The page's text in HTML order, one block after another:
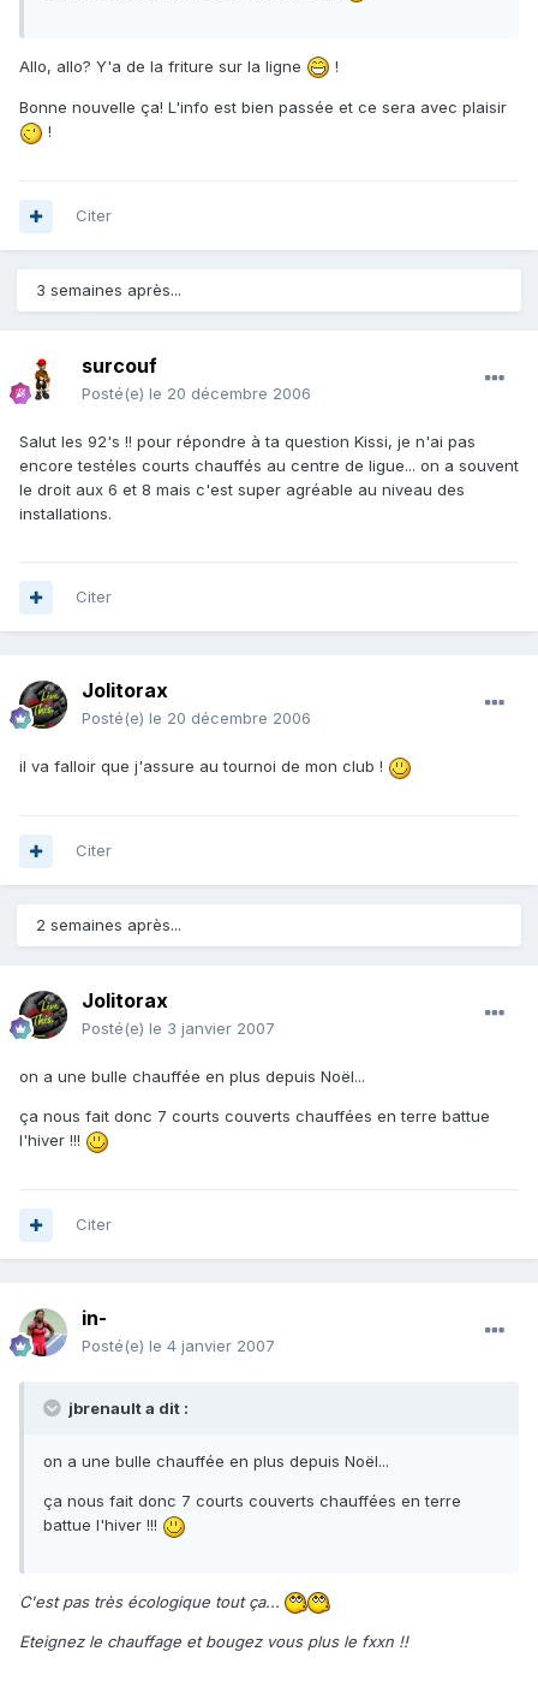
Allo, allo? Y'a de la friture sur la ligne !
Bonne nouvelle ça! L'info est bien passée et ce sera avec plaisir
!
Citer
3 semaines après...
surcouf
Posté(e) le 20 décembre 2006
Salut les 92's !! pour répondre à ta question Kissi, je n'ai pas
encore testéles courts chauffés au centre de ligue... on a souvent
le droit aux 6 et 8 mais c'est super agréable au niveau des
installations.
Citer
Jolitorax
Posté(e) le 20 décembre 2006
il va falloir que j'assure au tournoi de mon club !
Citer
2 semaines après...
Jolitorax
Posté(e) le 3 janvier 2007
on a une bulle chauffée en plus depuis Noël...
ça nous fait donc 7 courts couverts chauffées en terre battue
l'hiver !!!
Citer
in-
Posté(e) le 4 janvier 2007
jbrenault a dit :
on a une bulle chauffée en plus depuis Noël...
ça nous fait donc 7 courts couverts chauffées en terre
battue l'hiver !!!
C'est pas très écologique tout ça...
Eteignez le chauffage et bougez vous plus le fxxn !!